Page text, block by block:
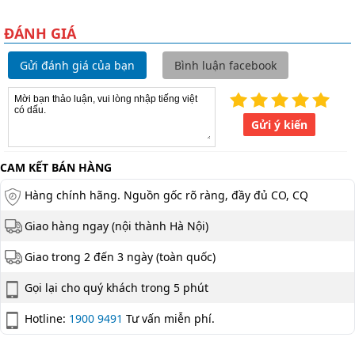
ĐÁNH GIÁ
Gửi đánh giá của bạn Bình luận facebook
Gửi ý kiến
CAM KẾT BÁN HÀNG
Hàng chính hãng. Nguồn gốc rõ ràng, đầy đủ CO, CQ
Giao hàng ngay (nội thành Hà Nội)
Giao trong 2 đến 3 ngày (toàn quốc)
Gọi lại cho quý khách trong 5 phút
Hotline: 1900 9491 Tư vấn miễn phí.